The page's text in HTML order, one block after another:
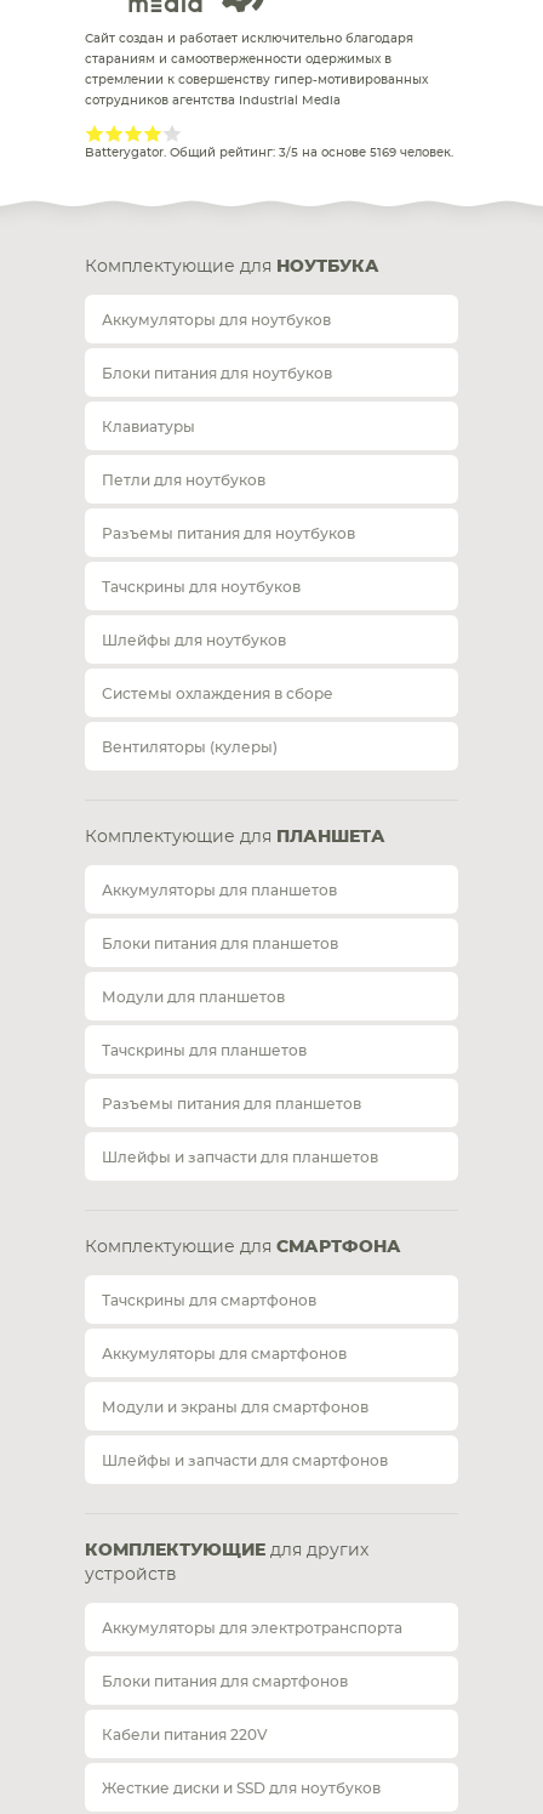
Сайт создан и работает исключительно благодаря
стараниям и самоотверженности одержимых в
стремлении к совершенству гипер-мотивированных
сотрудников агентства Industrial Media
Batterygator. Общий рейтинг: 3/5 на основе 5169 человек.
Комплектующие для НОУТБУКА
Аккумуляторы для ноутбуков
Блоки питания для ноутбуков
Клавиатуры
Петли для ноутбуков
Разъемы питания для ноутбуков
Тачскрины для ноутбуков
Шлейфы для ноутбуков
Системы охлаждения в сборе
Вентиляторы (кулеры)
Комплектующие для ПЛАНШЕТА
Аккумуляторы для планшетов
Блоки питания для планшетов
Модули для планшетов
Тачскрины для планшетов
Разъемы питания для планшетов
Шлейфы и запчасти для планшетов
Комплектующие для СМАРТФОНА
Тачскрины для смартфонов
Аккумуляторы для смартфонов
Модули и экраны для смартфонов
Шлейфы и запчасти для смартфонов
КОМПЛЕКТУЮЩИЕ для других
устройств
Аккумуляторы для электротранспорта
Блоки питания для смартфонов
Кабели питания 220V
Жесткие диски и SSD для ноутбуков